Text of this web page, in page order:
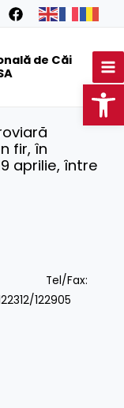
de Căi
fir, în
aprilie, între
Tel/Fax:
122905